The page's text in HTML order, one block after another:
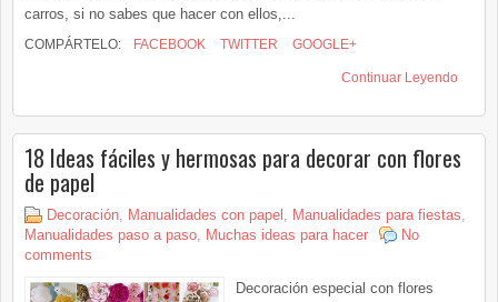
carros, si no sabes que hacer con ellos,...
COMPÁRTELO: FACEBOOK TWITTER GOOGLE+
Continuar Leyendo
18 Ideas fáciles y hermosas para decorar con flores
de papel
Decoración Manualidades con papel Manualidades para fiestas
Manualidades paso a paso Muchas ideas para hacer
No
comments
Decoración especial con flores